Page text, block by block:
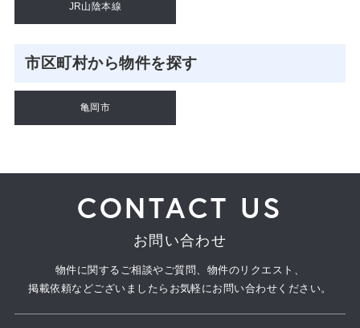
JR山陰本線
市区町村から物件を探す
亀岡市
CONTACT US
お問い合わせ
物件に関するご相談やご質問、物件のリクエスト、
掲載依頼などございましたらお気軽にお問い合わせください。